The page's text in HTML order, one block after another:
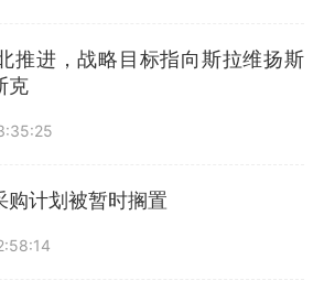
推进，战略目标指向斯拉维扬斯
克
购计划被暂时搁置